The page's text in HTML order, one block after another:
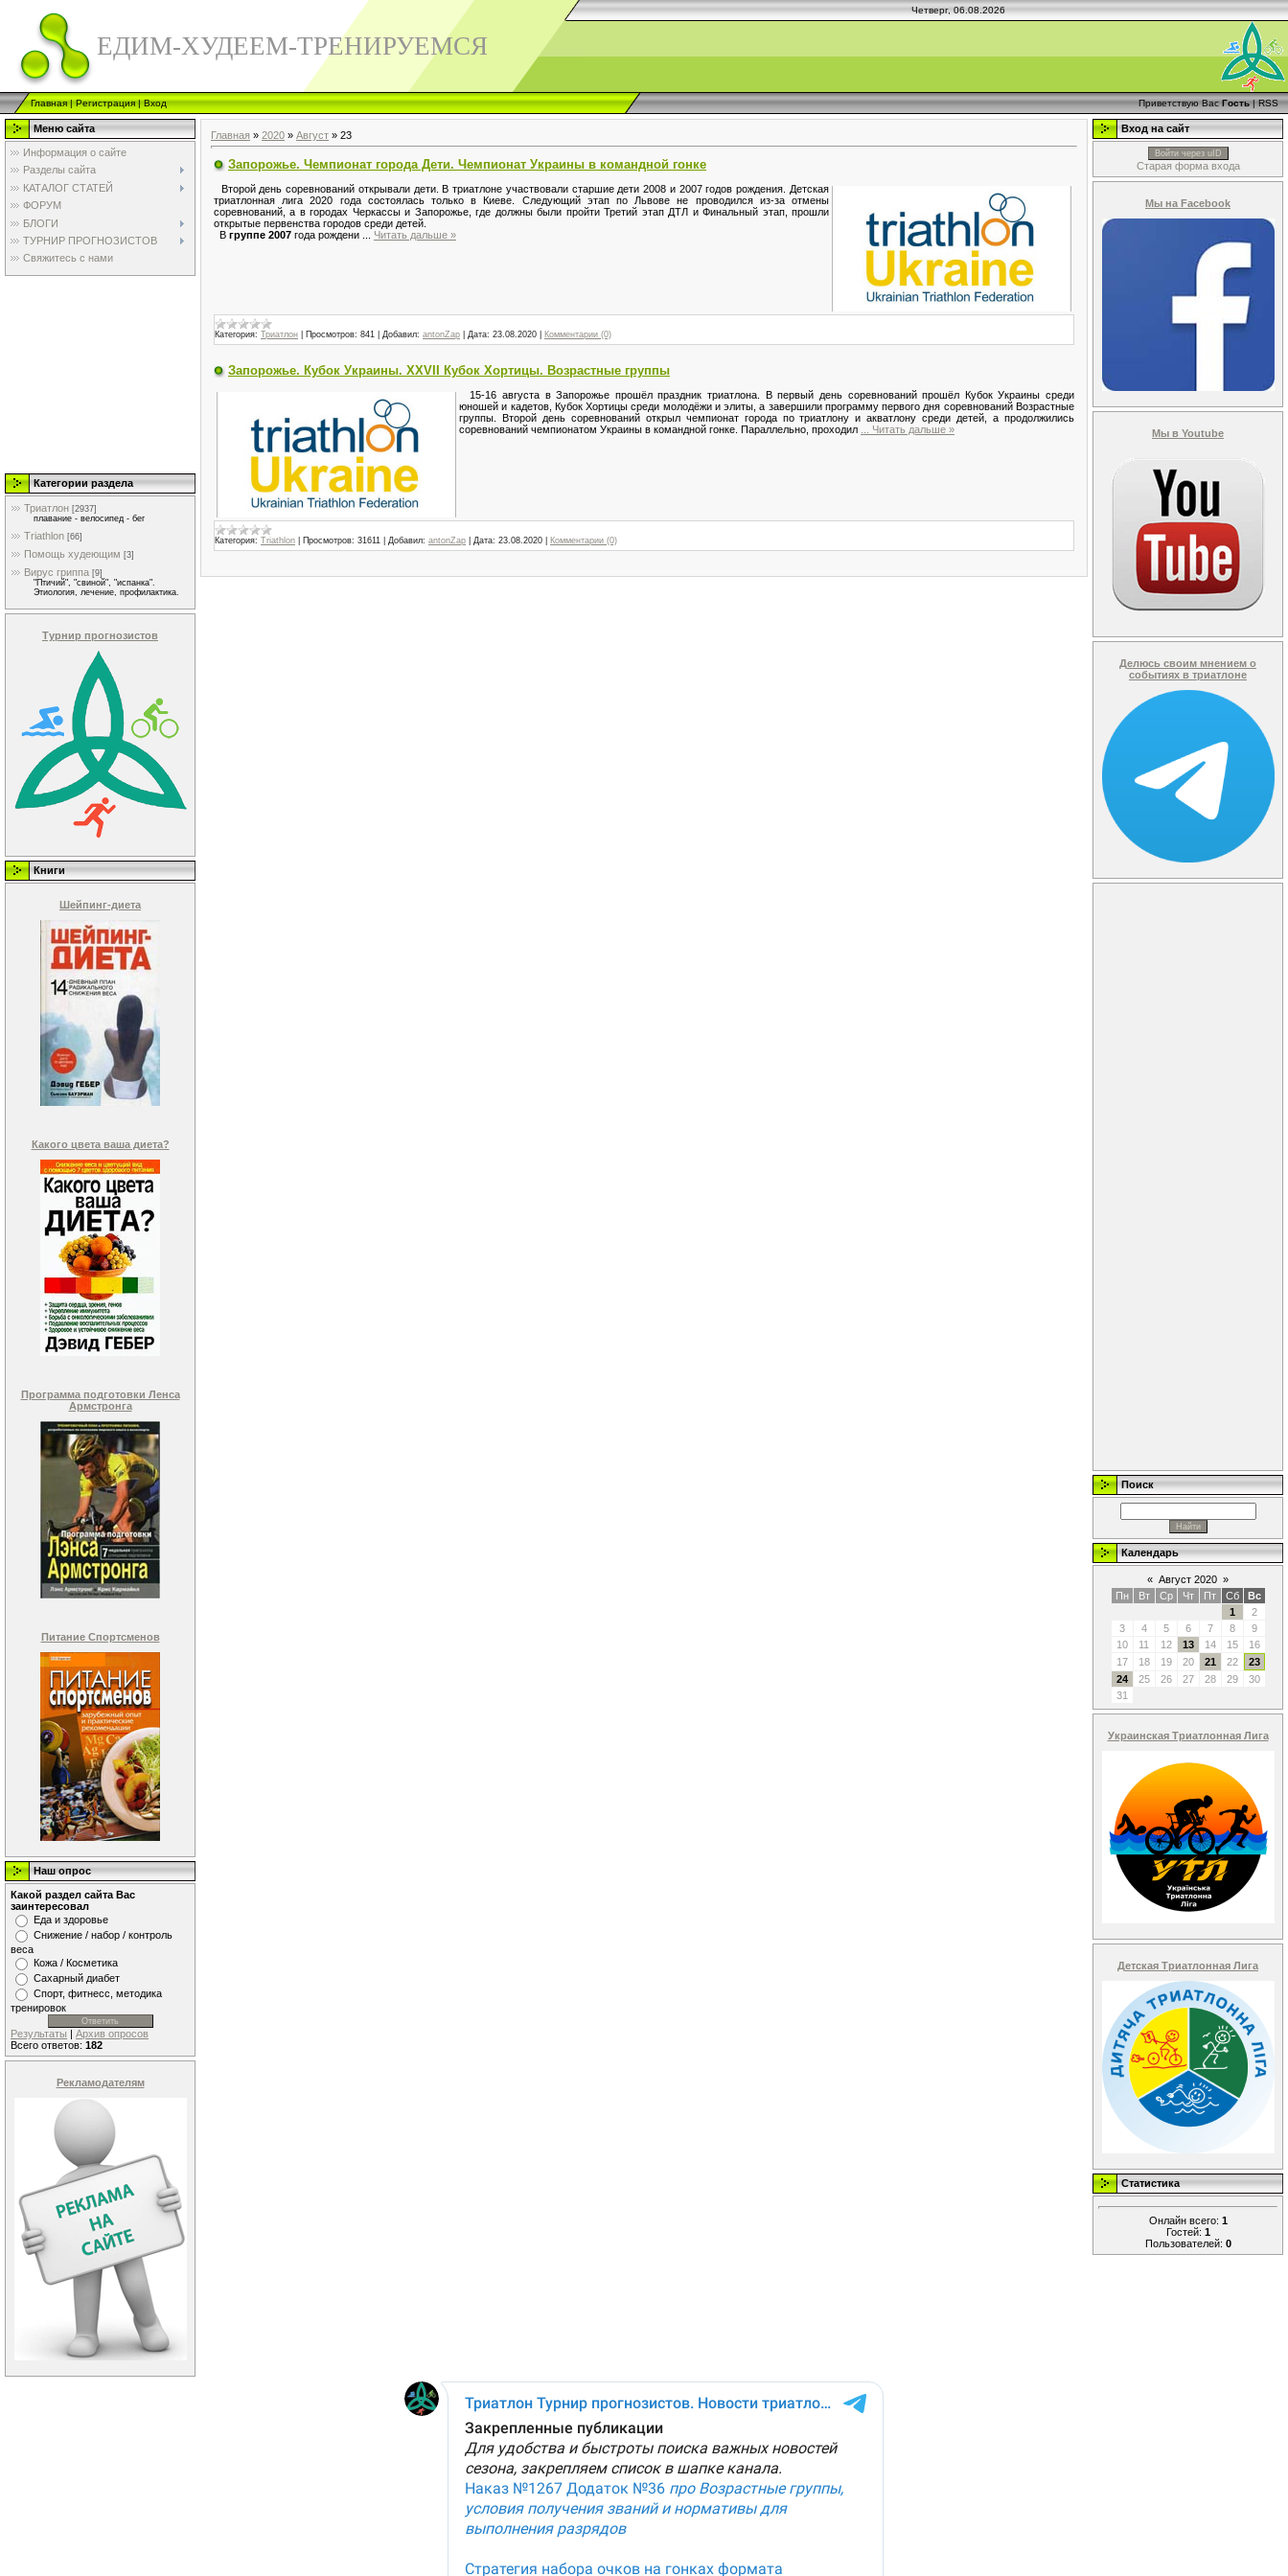
Четверг, 06.08.2026
ЕДИМ-ХУДЕЕМ-ТРЕНИРУЕМСЯ
Главная|Регистрация|Вход Приветствую Вас Гость|RSS
Меню сайта
Информация о сайте
Разделы сайта
КАТАЛОГ СТАТЕЙ
ФОРУМ
БЛОГИ
ТУРНИР ПРОГНОЗИСТОВ
Свяжитесь с нами
Категории раздела
Триатлон [2937]
плавание - велосипед - бег
Triathlon [66]
Помощь худеющим [3]
Вирус гриппа [9]
"Птичий", "свиной", "испанка".
Этиология, лечение, профилактика.
Турнир прогнозистов
Книги
Шейпинг-диета
Какого цвета ваша диета?
Программа подготовки Ленса
Армстронга
Питание Спортсменов
Наш опрос
Какой раздел сайта Вас
заинтересовал
Еда и здоровье
Снижение / набор / контроль
веса
Кожа / Косметика
Сахарный диабет
Спорт, фитнесс, методика
тренировок
Результаты | Архив опросов
Всего ответов: 182
Рекламодателям
Главная » 2020 » Август » 23
Запорожье. Чемпионат города Дети. Чемпионат Украины в командной гонке
Второй день соревнований открывали дети. В триатлоне участвовали старшие дети 2008 и 2007 годов рождения. Детская
триатлонная лига 2020 года состоялась только в Киеве. Следующий этап по Львове не проводился из-за отмены
соревнований, а в городах Черкассы и Запорожье, где должны были пройти Третий этап ДТЛ и Финальный этап, прошли
открытые первенства городов среди детей.
В группе 2007 года рождени Читать дальше »
Категория: Триатлон Просмотров: 841 Добавил: antonZap Дата: 23.08.2020 Комментарии (0)
Запорожье. Кубок Украины. XXVII Кубок Хортицы. Возрастные группы
15-16 августа в Запорожье прошёл праздник триатлона. В первый день соревнований прошёл Кубок Украины среди
юношей и кадетов, Кубок Хортицы среди молодёжи и элиты, а завершили программу первого дня соревнований Возрастные
группы. Второй день соревнований открыл чемпионат города по триатлону и акватлону среди детей, а продолжились
соревнований чемпионатом Украины в командной гонке. Параллельно, проходил
Читать дальше »
Категория: Triathlon Просмотров: 31611 Добавил: antonZap Дата: 23.08.2020 Комментарии (0)
Вход на сайт
Войти через uID
Старая форма входа
Мы на Facebook
Мы в Youtube
Делюсь своим мнением о
событиях в триатлоне
Поиск
Календарь
« Август 2020 »
Пн
Вт Ср Чт Пт Сб
Вс
1
2
3
4 5 6 7 8
9
10
11 12 13 14 15
16
17
18 19 20 21 22
23
24
25 26 27 28 29
30
31
Украинская Триатлонная Лига
Детская Триатлонная Лига
Статистика
Онлайн всего: 1
Гостей: 1
Пользователей: 0